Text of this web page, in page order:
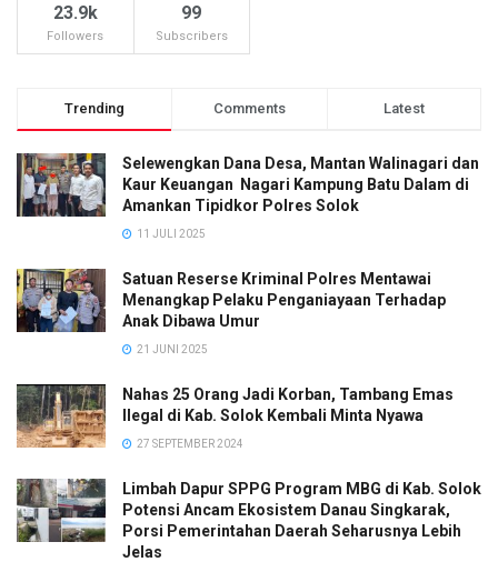
23.9k
Followers
99
Subscribers
Trending Comments Latest
Selewengkan Dana Desa, Mantan Walinagari dan
Kaur Keuangan Nagari Kampung Batu Dalam di
Amankan Tipidkor Polres Solok
11 JULI 2025
Satuan Reserse Kriminal Polres Mentawai
Menangkap Pelaku Penganiayaan Terhadap
Anak Dibawa Umur
21 JUNI 2025
Nahas 25 Orang Jadi Korban, Tambang Emas
Ilegal di Kab. Solok Kembali Minta Nyawa
27 SEPTEMBER 2024
Limbah Dapur SPPG Program MBG di Kab. Solok
Potensi Ancam Ekosistem Danau Singkarak,
Porsi Pemerintahan Daerah Seharusnya Lebih
Jelas